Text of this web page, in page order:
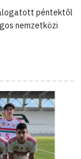
péntektől
nemzetközi